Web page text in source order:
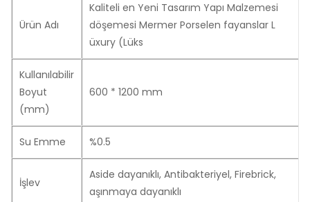
Ürün Adı
Kaliteli en Yeni Tasarım Yapı Malzemesi
döşemesi Mermer Porselen fayanslar L
üxury (Lüks
Kullanılabilir
Boyut
(mm)
600 * 1200 mm
Su Emme %0.5
İşlev
Aside dayanıklı, Antibakteriyel, Firebrick,
aşınmaya dayanıklı